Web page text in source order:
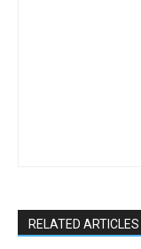
RELATED ARTICLES